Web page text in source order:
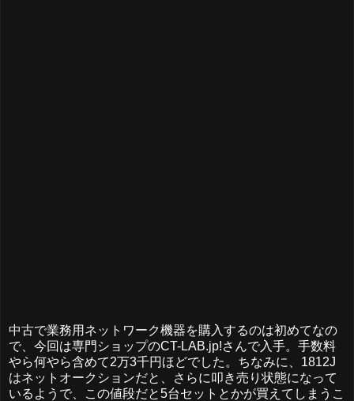
中古で業務用ネットワーク機器を購入するのは初めてなの
で、今回は専門ショップのCT-LAB.jp!さんで入手。手数料
やら何やら含めて2万3千円ほどでした。ちなみに、1812J
はネットオークションだと、さらに叩き売り状態になって
いるようで、この値段だと5台セットとかが買えてしまうこ